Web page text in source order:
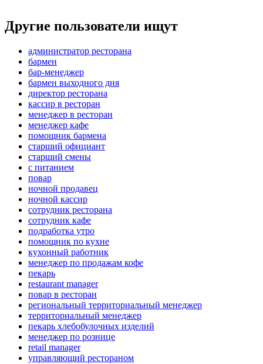
Другие пользователи ищут
администратор ресторана
бармен
бар-менеджер
бармен выходного дня
директор ресторана
кассир в ресторан
менеджер в ресторан
менеджер кафе
помощник бармена
старший официант
старший смены
с питанием
повар
ночной продавец
ночной кассир
сотрудник ресторана
сотрудник кафе
подработка утро
помощник по кухне
кухонный работник
менеджер по продажам кофе
пекарь
restaurant manager
повар в ресторан
региональный территориальный менеджер
территориальный менеджер
пекарь хлебобулочных изделий
менеджер по рознице
retail manager
управляющий рестораном